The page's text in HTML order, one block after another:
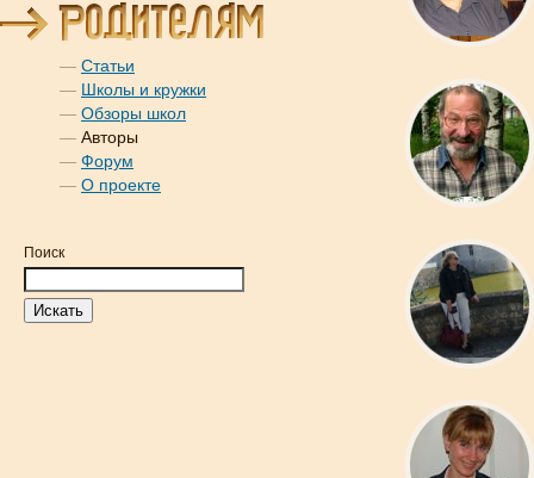
— Статьи
— Школы и кружки
— Обзоры школ
— Авторы
— Форум
— О проекте
Поиск